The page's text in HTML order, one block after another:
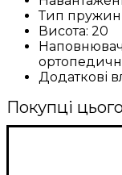
Тип
Висота: 20
Додаткові
Покупці